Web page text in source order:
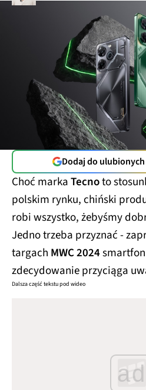
Dodaj do ulubionych
Choć markaTecnoto
polskim rynku, chiński
robi wszystko, żebyśmy
Jedno trzeba przyznać -
targach MWC 2024smartfon
zdecydowanie przyciąga
Dalsza część tekstu pod wideo
ad